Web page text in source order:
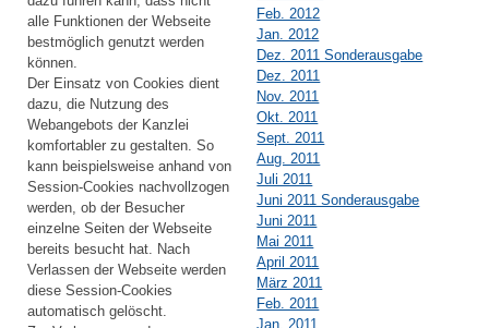
alle Funktionen der Webseite
bestmöglich genutzt werden
können.
Der Einsatz von Cookies dient
dazu, die Nutzung des
Webangebots der Kanzlei
komfortabler zu gestalten. So
kann beispielsweise anhand von
Session-Cookies nachvollzogen
werden, ob der Besucher
einzelne Seiten der Webseite
bereits besucht hat. Nach
Verlassen der Webseite werden
diese Session-Cookies
automatisch gelöscht.
Feb. 2012
Jan. 2012
Dez. 2011 Sonderausgabe
Dez. 2011
Nov. 2011
Okt. 2011
Sept. 2011
Aug. 2011
Juli 2011
Juni 2011 Sonderausgabe
Juni 2011
Mai 2011
April 2011
März 2011
Feb. 2011
Jan. 2011